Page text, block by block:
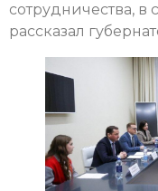
сотрудничества, в
рассказал